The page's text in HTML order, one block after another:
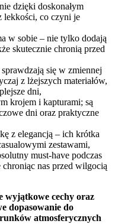
dzięki doskonałym
lekkości, co czyni je
w sobie – nie tylko dodają
skutecznie chronią przed
się w zmiennej
z lżejszych materiałów,
dni,
krojem i kapturami; są
dni oraz praktyczne
z elegancją – ich krótka
zestawami,
must-have podczas
chroniąc nas przed wilgocią
wyjątkowe cechy oraz
dopasowanie do
atmosferycznych